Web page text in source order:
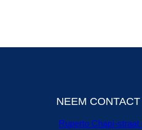
NEEM
Ruperto Chapí-straat